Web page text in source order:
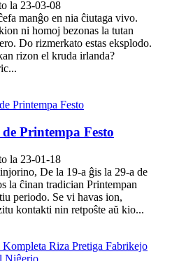
la 23-03-08
manĝo en nia ĉiutaga vivo.
ni homoj bezonas la tutan
Do rizmerkato estas eksplodo.
rizon el kruda irlanda?
Printempa Festo
la 23-01-18
De la 19-a ĝis la 29-a de
la ĉinan tradician Printempan
periodo. Se vi havas ion,
kontakti nin retpoŝte aŭ kio...